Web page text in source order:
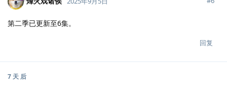
第二季已更新至6集。
回复
7 天 后